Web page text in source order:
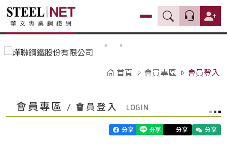
首頁 會員專區 會員登入
會員專區 / 會員登入
分享 分享 分享